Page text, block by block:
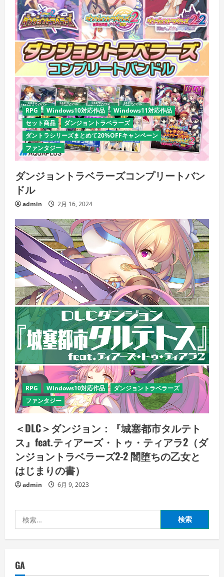
RPG Windows10対応作品
Windows11対応作品
セット商品
ダンジョントラベラーズ
ダントラシリーズまとめて20%OFFキャンペーン
ファンタジー
ダンジョントラベラーズコンプリートバン
ドル
admin 2月 16, 2024
RPG Windows10対応作品
ダンジョントラベラーズ
ファンタジー
＜DLC＞ダンジョン：『城塞都市タルテト
ス』feat.ティアーズ・トゥ・ティアラ2（ダ
ンジョントラベラーズ2-2 闇堕ちの乙女と
はじまりの書）
admin 6月 9, 2023
索:
GA